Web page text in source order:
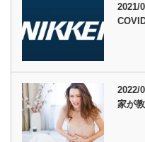
2021/
2022/
家が